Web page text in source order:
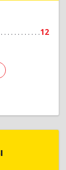
12
Подробнее
Бугульма,